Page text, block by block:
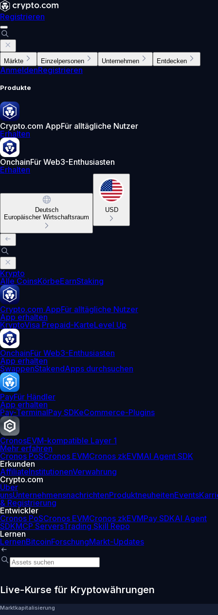
Registrieren
Märkte Einzelpersonen Unternehmen Entdecken
AnmeldenRegistrieren
Produkte
Crypto.com AppFür alltägliche Nutzer
Erhalten
OnchainFür Web3-Enthusiasten
Erhalten
Deutsch
Europäischer Wirtschaftsraum
USD
Krypto
Alle CoinsKörbeEarnStaking
Crypto.com AppFür alltägliche Nutzer
App erhalten
KryptoVisa Prepaid-KarteLevel Up
OnchainFür Web3-Enthusiasten
App erhalten
SwappenStakendApps durchsuchen
PayFür Händler
App erhalten
Pay-TerminalPay SDKeCommerce-Plugins
CronosEVM-kompatible Layer 1
Mehr erfahren
Cronos PoSCronos EVMCronos zkEVMAI Agent SDK
Erkunden
AffiliateInstitutionenVerwahrung
Crypto.com
Über
unsUnternehmensnachrichtenProduktneuheitenEvents
& Registrierung
Entwickler
Cronos PoSCronos EVMCronos zkEVMPay SDKAI Agent
SDKMCP ServersTrading Skill Repo
Lernen
LernenBitcoinForschungMarkt-Updates
Live-Kurse für Kryptowährungen
Marktkapitalisierung